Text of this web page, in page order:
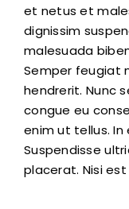
et netus et
dignissim
malesuada
Semper feugiat
hendrerit. Nunc
congue eu
enim ut tellus.
Suspendisse
placerat. Nisi